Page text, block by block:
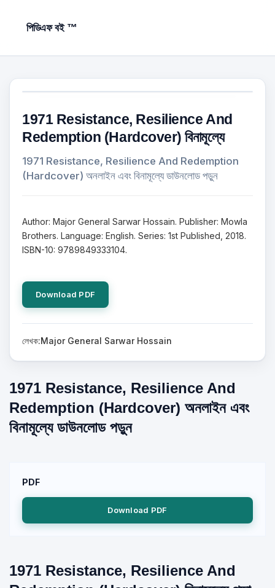
পিডিএফ বই ™
1971 Resistance, Resilience And
Redemption (Hardcover) বিনামূল্যে
1971 Resistance, Resilience And Redemption
(Hardcover) অনলাইন এবং বিনামূল্যে ডাউনলোড পড়ুন
Author: Major General Sarwar Hossain. Publisher: Mowla
Brothers. Language: English. Series: 1st Published, 2018.
ISBN-10: 9789849333104.
Download PDF
লেখক:Major General Sarwar Hossain
1971 Resistance, Resilience And
Redemption (Hardcover) অনলাইন এবং
বিনামূল্যে ডাউনলোড পড়ুন
PDF
Download PDF
1971 Resistance, Resilience And